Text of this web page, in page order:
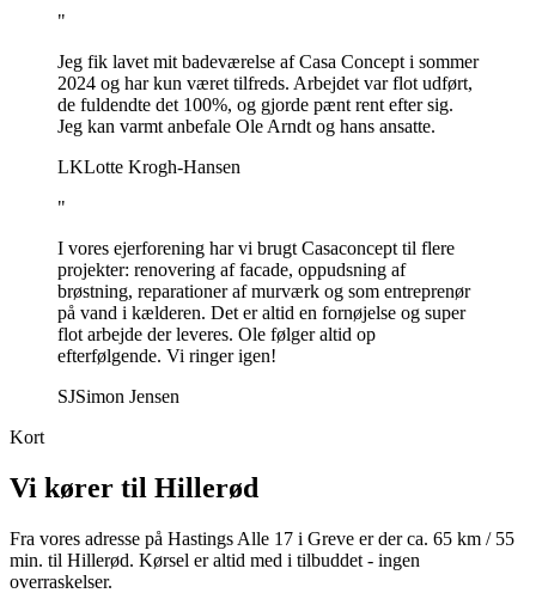
"
Jeg fik lavet mit badeværelse af Casa Concept i sommer
2024 og har kun været tilfreds. Arbejdet var flot udført,
de fuldendte det 100%, og gjorde pænt rent efter sig.
Jeg kan varmt anbefale Ole Arndt og hans ansatte.
LKLotte Krogh-Hansen
"
I vores ejerforening har vi brugt Casaconcept til flere
projekter: renovering af facade, oppudsning af
brøstning, reparationer af murværk og som entreprenør
på vand i kælderen. Det er altid en fornøjelse og super
flot arbejde der leveres. Ole følger altid op
efterfølgende. Vi ringer igen!
SJSimon Jensen
Kort
Vi kører til Hillerød
Fra vores adresse på Hastings Alle 17 i Greve er der ca. 65 km / 55
min. til Hillerød. Kørsel er altid med i tilbuddet - ingen
overraskelser.